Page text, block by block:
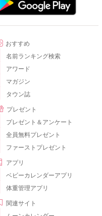
おすすめ
名前ランキング検索
アワード
マガジン
タウン誌
プレゼント
プレゼント＆アンケート
全員無料プレゼント
ファーストプレゼント
アプリ
ベビーカレンダーアプリ
体重管理アプリ
関連サイト